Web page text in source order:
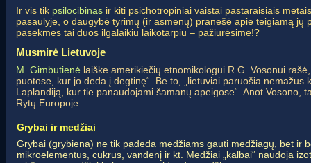
Ir vis tik psilocibinas ir kiti psichotropiniai vaistai pastaraisiais
pasaulyje, o daugybė tyrimų (ir asmenų) pranešė apie teigiamą
pasekmes tai duos ilgalaikiu laikotarpiu – pažiūrėsime!?
Musmirė Lietuvoje
M. Gimbutienė laiške amerikiečių etnomikologui R.G. Vosonui
puotose, kur jo deda į degtinę“. Be to, „lietuviai paruošia
Laplandiją, kur tie panaudojami šamanų apeigose“. Anot
Rytų Europoje.
Grybai ir medžiai
Grybai (grybiena) ne tik padeda medžiams gauti medžiagų, bet ir
mikroelementus, cukrus, vandenį ir kt. Medžiai „kalbai“ naudoja